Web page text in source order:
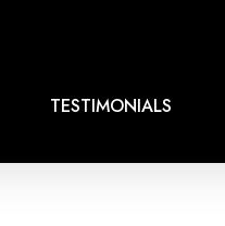
TESTIMONIALS